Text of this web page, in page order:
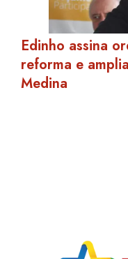
Edinho assina
reforma e
Medina